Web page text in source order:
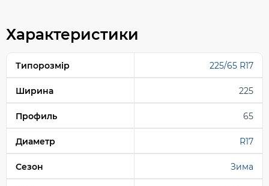
Характеристики
Типорозмір 225/65 R17
Ширина 225
Профиль 65
Диаметр R17
Сезон Зима